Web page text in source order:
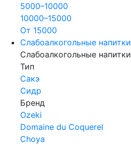
5000–10000
10000–15000
От 15000
Слабоалкогольные напитки
Слабоалкогольные напитки
Тип
Сакэ
Сидр
Бренд
Ozeki
Domaine du Coquerel
Choya